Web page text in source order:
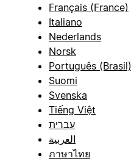
Français (France)
Italiano
Nederlands
Norsk
Português (Brasil)
Suomi
Svenska
Tiếng Việt
עברית
العربية
ภาษาไทย